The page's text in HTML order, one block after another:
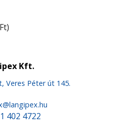
Kft.
Veres Péter út 145.
402 4722